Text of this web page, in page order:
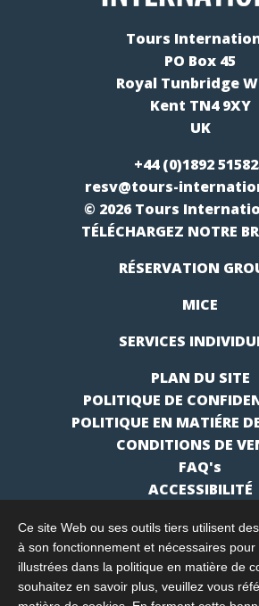
Ce site Web ou ses outils tiers utilisent
à son fonctionnement et nécessaires
illustrées dans la politique en matière de
souhaitez en savoir plus, veuillez vous
Tours
PO Box 45
Royal Tunbridge
Kent TN4 9XY
UK
+44 (0)1892
resv@tours-
© 2026 Tours
TÉLÉCHARGEZ NOTRE
RÉSERVATION
MICE
SERVICES
PLAN DU SITE
POLITIQUE DE
POLITIQUE EN MATIÉRE
CONDITIONS DE
FAQ's
ACCESSIBILITÉ